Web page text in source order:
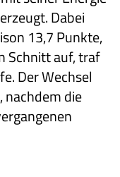
Dabei
13,7 Punkte,
Schnitt auf, traf
Der Wechsel
nachdem die